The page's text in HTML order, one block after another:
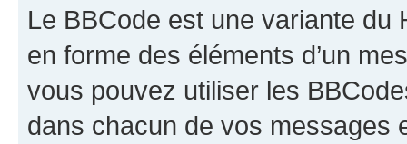
Le BBCode est une variante du
en forme des éléments d’un
vous pouvez utiliser les
dans chacun de vos messages